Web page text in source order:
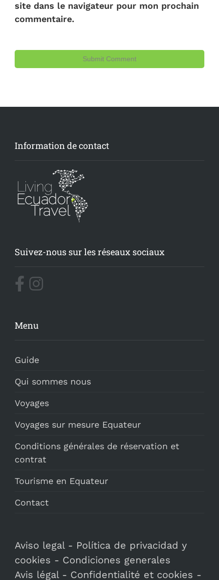
site dans le navigateur pour mon prochain
commentaire.
Information de contact
Suivez-nous sur les réseaux sociaux
Menu
Guide
Qui sommes nous
Voyages
Voyages sur mesure Equateur
Conditions générales de réservation et
contrat
Tourisme en Equateur
Contact
Aviso legal- Política de privacidad y
cookies - Condiciones generales
Avis légal- Confidentialité et cookies -